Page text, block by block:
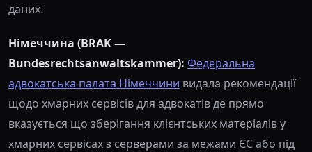
даних.
Німеччина (BRAK —
Bundesrechtsanwaltskammer): Федеральна
адвокатська палата Німеччини видала рекомендації
щодо хмарних сервісів для адвокатів де прямо
вказується що зберігання клієнтських матеріалів у
хмарних сервісах з серверами за межами ЄС або під